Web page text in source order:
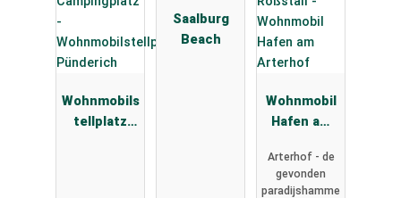
Wohnmobils
tellplatz
Saalburg
Beach
Wohnmobil
Hafen am
Arterhof - de
gevonden
paradijshamme